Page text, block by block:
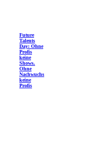
Future
Talents
Day: Ohne
Profis
keine
Shows.
Ohne
Nachwuchs
keine
Profis